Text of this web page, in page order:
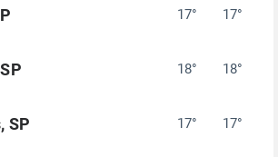
17° 17°
18° 18°
SP 17° 17°